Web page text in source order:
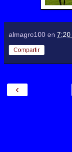
almagro100 en 7:20
Compartir
‹